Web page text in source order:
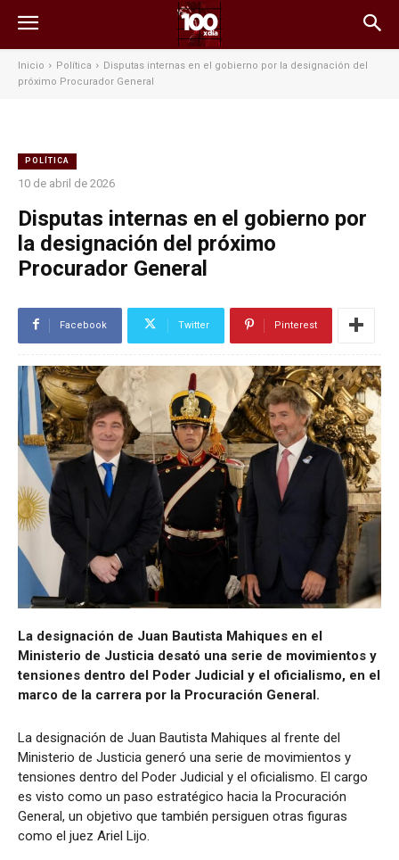
Inicio Política
Disputas internas en el gobierno por la designación del
próximo Procurador General
POLÍTICA
10 de abril de 2026
Disputas internas en el gobierno por
la designación del próximo
Procurador General
Facebook Twitter Pinterest
La designación de Juan Bautista Mahiques en el
Ministerio de Justicia desató una serie de movimientos y
tensiones dentro del Poder Judicial y el oficialismo, en el
marco de la carrera por la Procuración General.
La designación de Juan Bautista Mahiques al frente del
Ministerio de Justicia generó una serie de movimientos y
tensiones dentro del Poder Judicial y el oficialismo. El cargo
es visto como un paso estratégico hacia la Procuración
General, un objetivo que también persiguen otras figuras
como el juez Ariel Lijo.